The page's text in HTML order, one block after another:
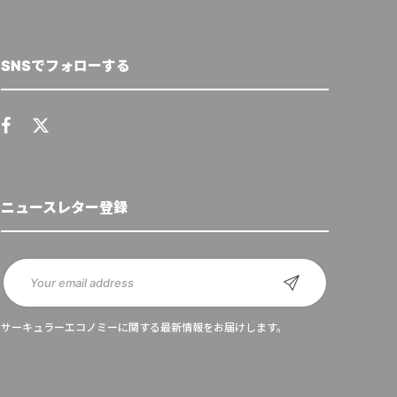
SNSでフォローする
ニュースレター登録
サーキュラーエコノミーに関する最新情報をお届けします。